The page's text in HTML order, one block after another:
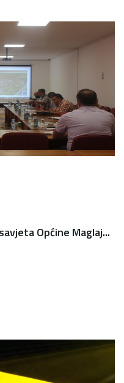
Općine Maglaj...